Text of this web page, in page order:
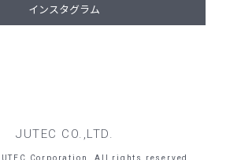
インスタグラム
JUTEC CO.,LTD.
Corporation. All rights reserved.